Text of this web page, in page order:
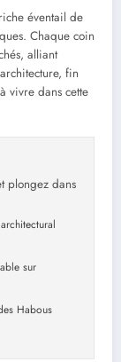
éventail de
Chaque coin
alliant
fin
vivre dans cette
plongez dans
sur
Habous